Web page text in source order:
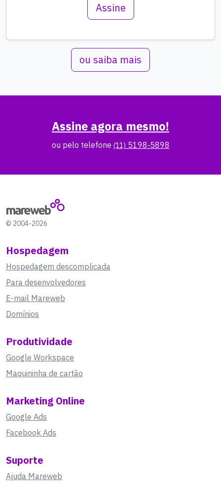
Assine
ou saiba mais
Assine agora mesmo!
ou pelo telefone (11) 5198‑5898
© 2004-2026
Hospedagem
Hospedagem descomplicada
Para desenvolvedores
E-mail Mareweb
Domínios
Produtividade
Google Workspace
Maquininha de cartão
Marketing Online
Google Ads
Facebook Ads
Suporte
Ajuda Mareweb